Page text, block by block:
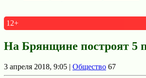
12+
На Брянщине построят 5
3 апреля 2018, 9:05 | Общество 67